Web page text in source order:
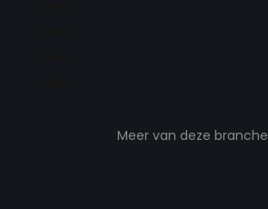
Meer van deze branche